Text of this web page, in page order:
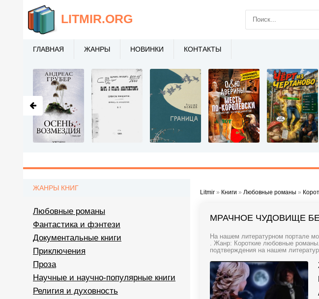
Litmir » Книги » Любовные романы »
МРАЧНОЕ ЧУДОВИЩЕ
На нашем литературном портале
. Жанр: Короткие любовные
подтверждения на нашем
ЖАНРЫ КНИГ
Любовные романы
Фантастика и фэнтези
Документальные книги
Приключения
Проза
Научные и научно-популярные книги
Религия и духовность
LITMIR.ORG
ГЛАВНАЯ ЖАНРЫ НОВИНКИ КОНТАКТЫ